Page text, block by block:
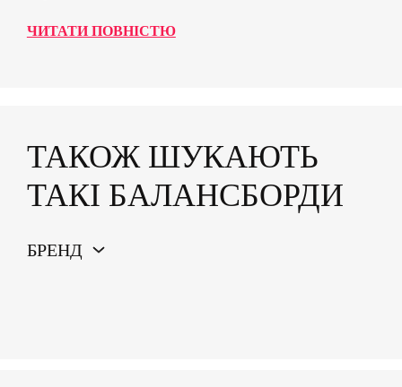
ЧИТАТИ ПОВНІСТЮ
ТАКОЖ ШУКАЮТЬ
ТАКІ БАЛАНСБОРДИ
БРЕНД